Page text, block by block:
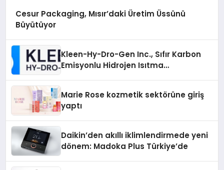
Cesur Packaging, Mısır’daki Üretim Üssünü
Büyütüyor
Kleen-Hy-Dro-Gen Inc., Sıfır Karbon
Emisyonlu Hidrojen Isıtma
Marie Rose kozmetik sektörüne giriş
yaptı
Daikin’den akıllı iklimlendirmede yeni
dönem: Madoka Plus Türkiye’de